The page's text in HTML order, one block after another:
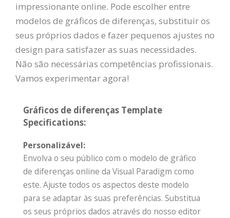
impressionante online. Pode escolher entre
modelos de gráficos de diferenças, substituir os
seus próprios dados e fazer pequenos ajustes no
design para satisfazer as suas necessidades.
Não são necessárias competências profissionais.
Vamos experimentar agora!
Gráficos de diferenças Template
Specifications:
Personalizável:
Envolva o seu público com o modelo de gráfico
de diferenças online da Visual Paradigm como
este. Ajuste todos os aspectos deste modelo
para se adaptar às suas preferências. Substitua
os seus próprios dados através do nosso editor